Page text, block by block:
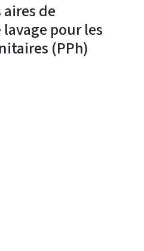
de
pour les
(PPh)